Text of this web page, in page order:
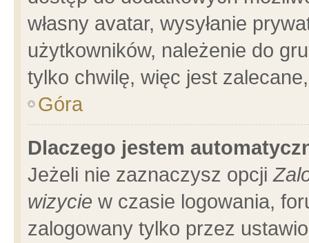
własny avatar, wysyłanie
użytkowników, należenie do
tylko chwilę, więc jest
Góra
Dlaczego jestem
Jeżeli nie zaznaczysz opcji
wizycie w czasie logowania,
zalogowany tylko przez